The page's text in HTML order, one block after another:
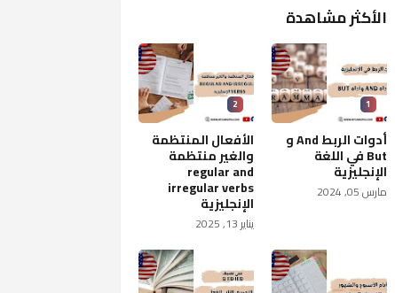
الأكثر مشاهدة
1
أدوات الربط And و
But في اللغة
الإنجليزية
مارس 05, 2024
2
الأفعال المنتظمة
والغير منتظمة
regular and
irregular verbs
الإنجليزية
يناير 13, 2025